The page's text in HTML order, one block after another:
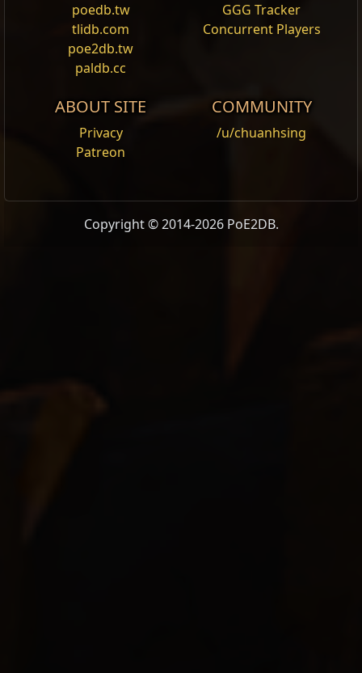
humanoid
physical_affinity
very_fast_movement
0% 45%
poedb.tw
tlidb.com
poe2db.tw
paldb.cc
GGG Tracker
Concurrent Players
ABOUT SITE
Privacy
Patreon
COMMUNITY
/u/chuanhsing
Copyright © 2014-2026 PoE2DB.